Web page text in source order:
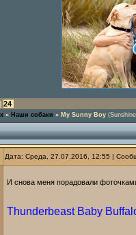
24
» Наши собаки » My Sunny Boy
Дата: Среда, 27.07.2016, 12:55 |
И снова меня порадовали
Thunderbeast Baby